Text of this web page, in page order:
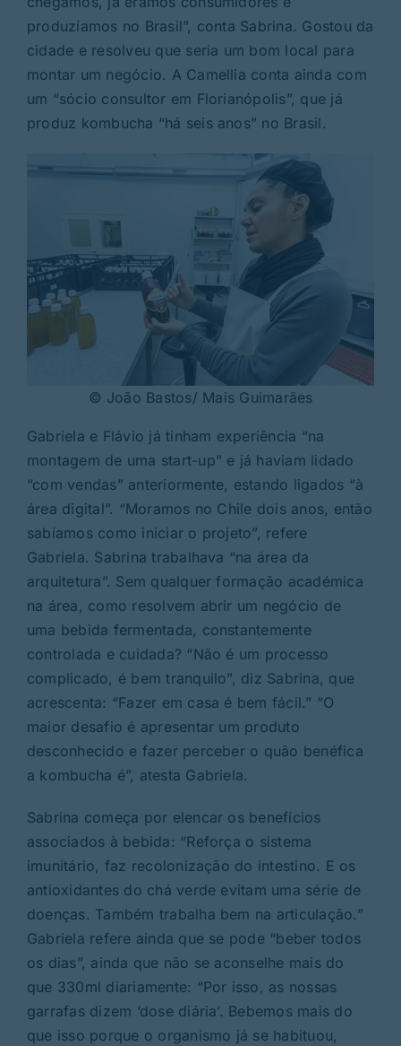
produzíamos no Brasil”, conta Sabrina. Gostou da
cidade e resolveu que seria um bom local para
montar um negócio. A Camellia conta ainda com
um “sócio consultor em Florianópolis”, que já
produz kombucha “há seis anos” no Brasil.
© João Bastos/ Mais Guimarães
Gabriela e Flávio já tinham experiência “na
montagem de uma start-up” e já haviam lidado
“com vendas” anteriormente, estando ligados “à
área digital”. “Moramos no Chile dois anos, então
sabíamos como iniciar o projeto”, refere
Gabriela. Sabrina trabalhava “na área da
arquitetura”. Sem qualquer formação académica
na área, como resolvem abrir um negócio de
uma bebida fermentada, constantemente
controlada e cuidada? “Não é um processo
complicado, é bem tranquilo”, diz Sabrina, que
acrescenta: “Fazer em casa é bem fácil.” “O
maior desafio é apresentar um produto
desconhecido e fazer perceber o quão benéfica
a kombucha é”, atesta Gabriela.
Sabrina começa por elencar os benefícios
associados à bebida: “Reforça o sistema
imunitário, faz recolonização do intestino. E os
antioxidantes do chá verde evitam uma série de
doenças. Também trabalha bem na articulação.”
Gabriela refere ainda que se pode “beber todos
os dias”, ainda que não se aconselhe mais do
que 330ml diariamente: “Por isso, as nossas
garrafas dizem ‘dose diária’. Bebemos mais do
que isso porque o organismo já se habituou,